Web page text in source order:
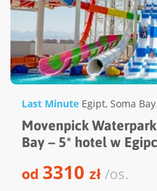
Last Minute Egipt, Soma Bay
Movenpick
Bay – 5* hotel w
od 3310 zł/os.